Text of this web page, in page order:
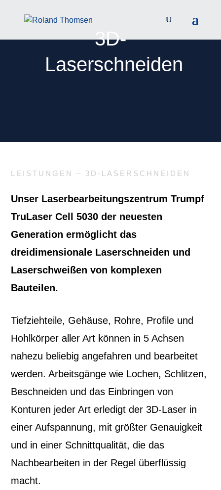
3D-
Laserschneiden
LEISTUNGEN – 3D-LASERSCHNEIDEN
Unser Laserbearbeitungszentrum Trumpf
TruLaser Cell 5030 der neuesten
Generation ermöglicht das
dreidimensionale Laserschneiden und
Laserschweißen von komplexen
Bauteilen.
Tiefziehteile, Gehäuse, Rohre, Profile und
Hohlkörper aller Art können in 5 Achsen
nahezu beliebig angefahren und bearbeitet
werden. Arbeitsgänge wie Lochen, Schlitzen,
Beschneiden und das Einbringen von
Konturen jeder Art erledigt der 3D-Laser in
einer Aufspannung, mit größter Genauigkeit
und in einer Schnittqualität, die das
Nachbearbeiten in der Regel überflüssig
macht.